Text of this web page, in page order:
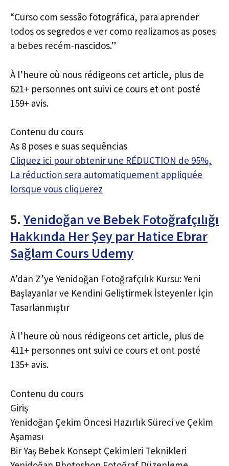
“Curso com sessão fotográfica, para aprender
todos os segredos e ver como realizamos as poses
a bebes recém-nascidos.”
À l’heure où nous rédigeons cet article, plus de
621+ personnes ont suivi ce cours et ont posté
159+ avis.
Contenu du cours
As 8 poses e suas sequências
Cliquez ici pour obtenir une RÉDUCTION de 95%,
La réduction sera automatiquement appliquée
lorsque vous cliquerez
5. Yenidoğan ve Bebek Fotoğrafçılığı
Hakkında Her Şey par Hatice Ebrar
Sağlam Cours Udemy
A’dan Z’ye Yenidoğan Fotoğrafçılık Kursu: Yeni
Başlayanlar ve Kendini Geliştirmek İsteyenler İçin
Tasarlanmıştır
À l’heure où nous rédigeons cet article, plus de
411+ personnes ont suivi ce cours et ont posté
135+ avis.
Contenu du cours
Giriş
Yenidoğan Çekim Öncesi Hazırlık Süreci ve Çekim
Aşaması
Bir Yaş Bebek Konsept Çekimleri Teknikleri